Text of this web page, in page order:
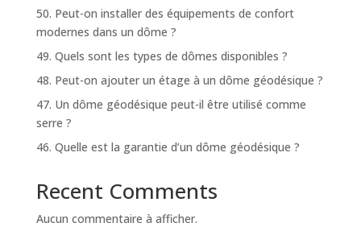
50. Peut-on installer des équipements de confort
modernes dans un dôme ?
49. Quels sont les types de dômes disponibles ?
48. Peut-on ajouter un étage à un dôme géodésique ?
47. Un dôme géodésique peut-il être utilisé comme
serre ?
46. Quelle est la garantie d’un dôme géodésique ?
Recent Comments
Aucun commentaire à afficher.